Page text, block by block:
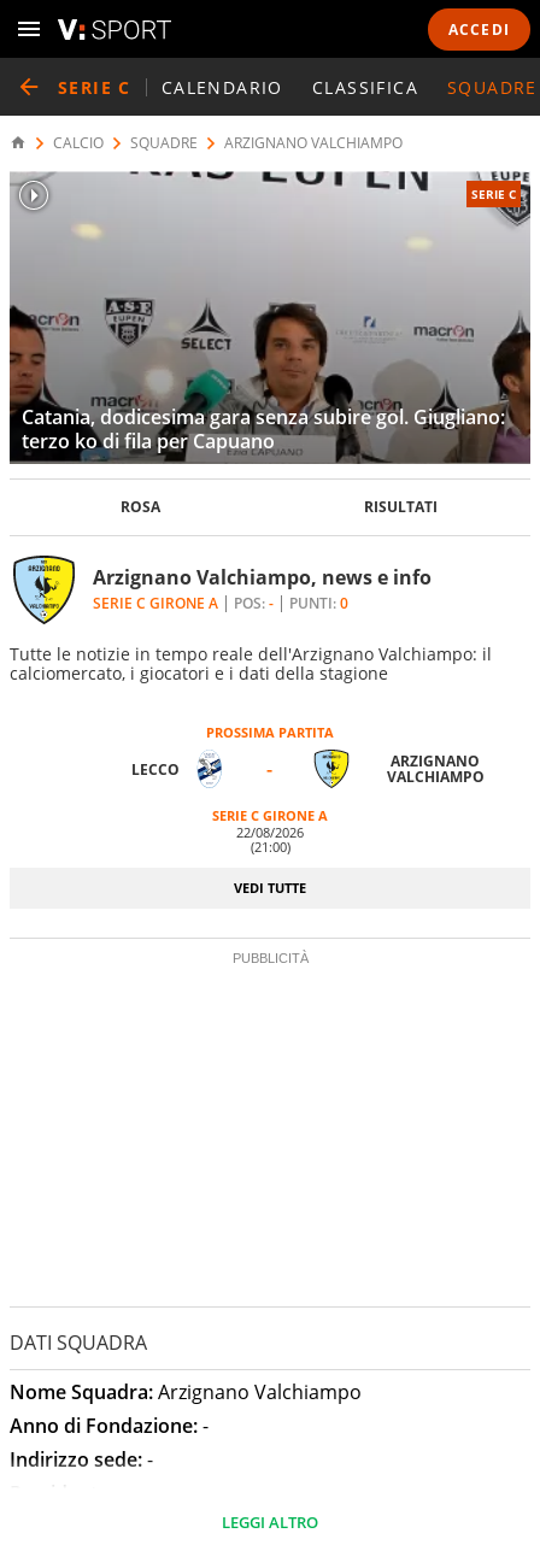
ACCEDI
SERIE C CALENDARIO CLASSIFICA SQUADRE
CALCIO SQUADRE ARZIGNANO VALCHIAMPO
SERIE C
Catania, dodicesima gara senza subire gol. Giugliano:
terzo ko di fila per Capuano
Arzignano Valchiampo, news e info
Tutte le notizie in tempo reale dell'Arzignano Valchiampo: il
calciomercato, i giocatori e i dati della stagione
SERIE C GIRONE A POS:- PUNTI:0
ROSA RISULTATI
PROSSIMA PARTITA
LECCO - ARZIGNANO
VALCHIAMPO
SERIE C GIRONE A
22/08/2026
(21:00)
VEDI TUTTE
DATI SQUADRA
Nome Squadra:Arzignano Valchiampo
Anno di Fondazione:-
Indirizzo sede:-
Presidente:
Daniele Di Donato
LEGGI ALTRO